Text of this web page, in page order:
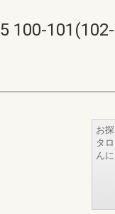
100-
お
タ
ん